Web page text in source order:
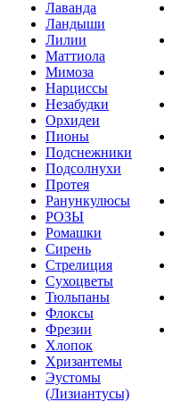
Лаванда
Ландыши
Лилии
Маттиола
Мимоза
Нарциссы
Незабудки
Орхидеи
Пионы
Подснежники
Подсолнухи
Протея
Ранункулюсы
РОЗЫ
Ромашки
Сирень
Стрелиция
Сухоцветы
Тюльпаны
Флоксы
Фрезии
Хлопок
Хризантемы
Эустомы
(Лизиантусы)